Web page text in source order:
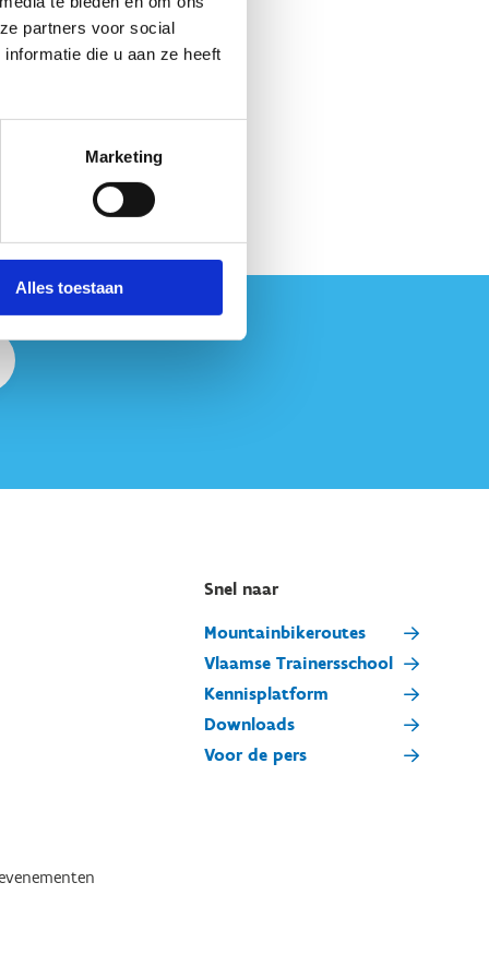
partners voor social
die u aan ze heeft
Marketing
Alles toestaan
Snel naar
Mountainbikeroutes
Vlaamse Trainersschool
Kennisplatform
Downloads
Voor de pers